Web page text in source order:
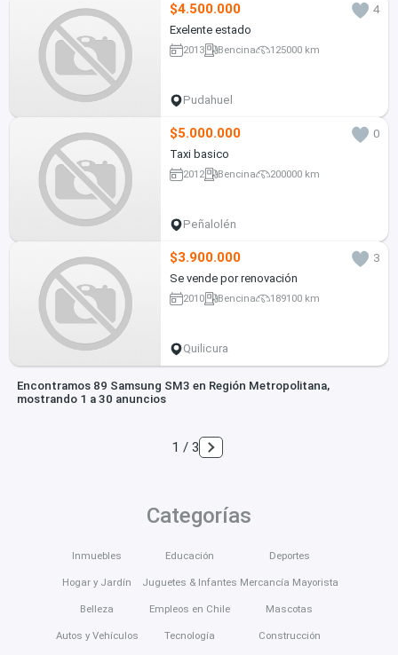
$4.500.000
4
Exelente estado
2013 Bencina 125000 km
Pudahuel
$5.000.000
0
Taxi basico
2012 Bencina 200000 km
Peñalolén
$3.900.000
3
Se vende por renovación
2010 Bencina 189100 km
Quilicura
Encontramos 89 Samsung SM3 en Región Metropolitana,
mostrando 1 a 30 anuncios
1 / 3
Categorías
Inmuebles
Hogar y Jardín
Belleza
Autos y Vehículos
Educación
Juguetes & Infantes
Empleos en Chile
Tecnología
Deportes
Mercancía Mayorista
Mascotas
Construcción